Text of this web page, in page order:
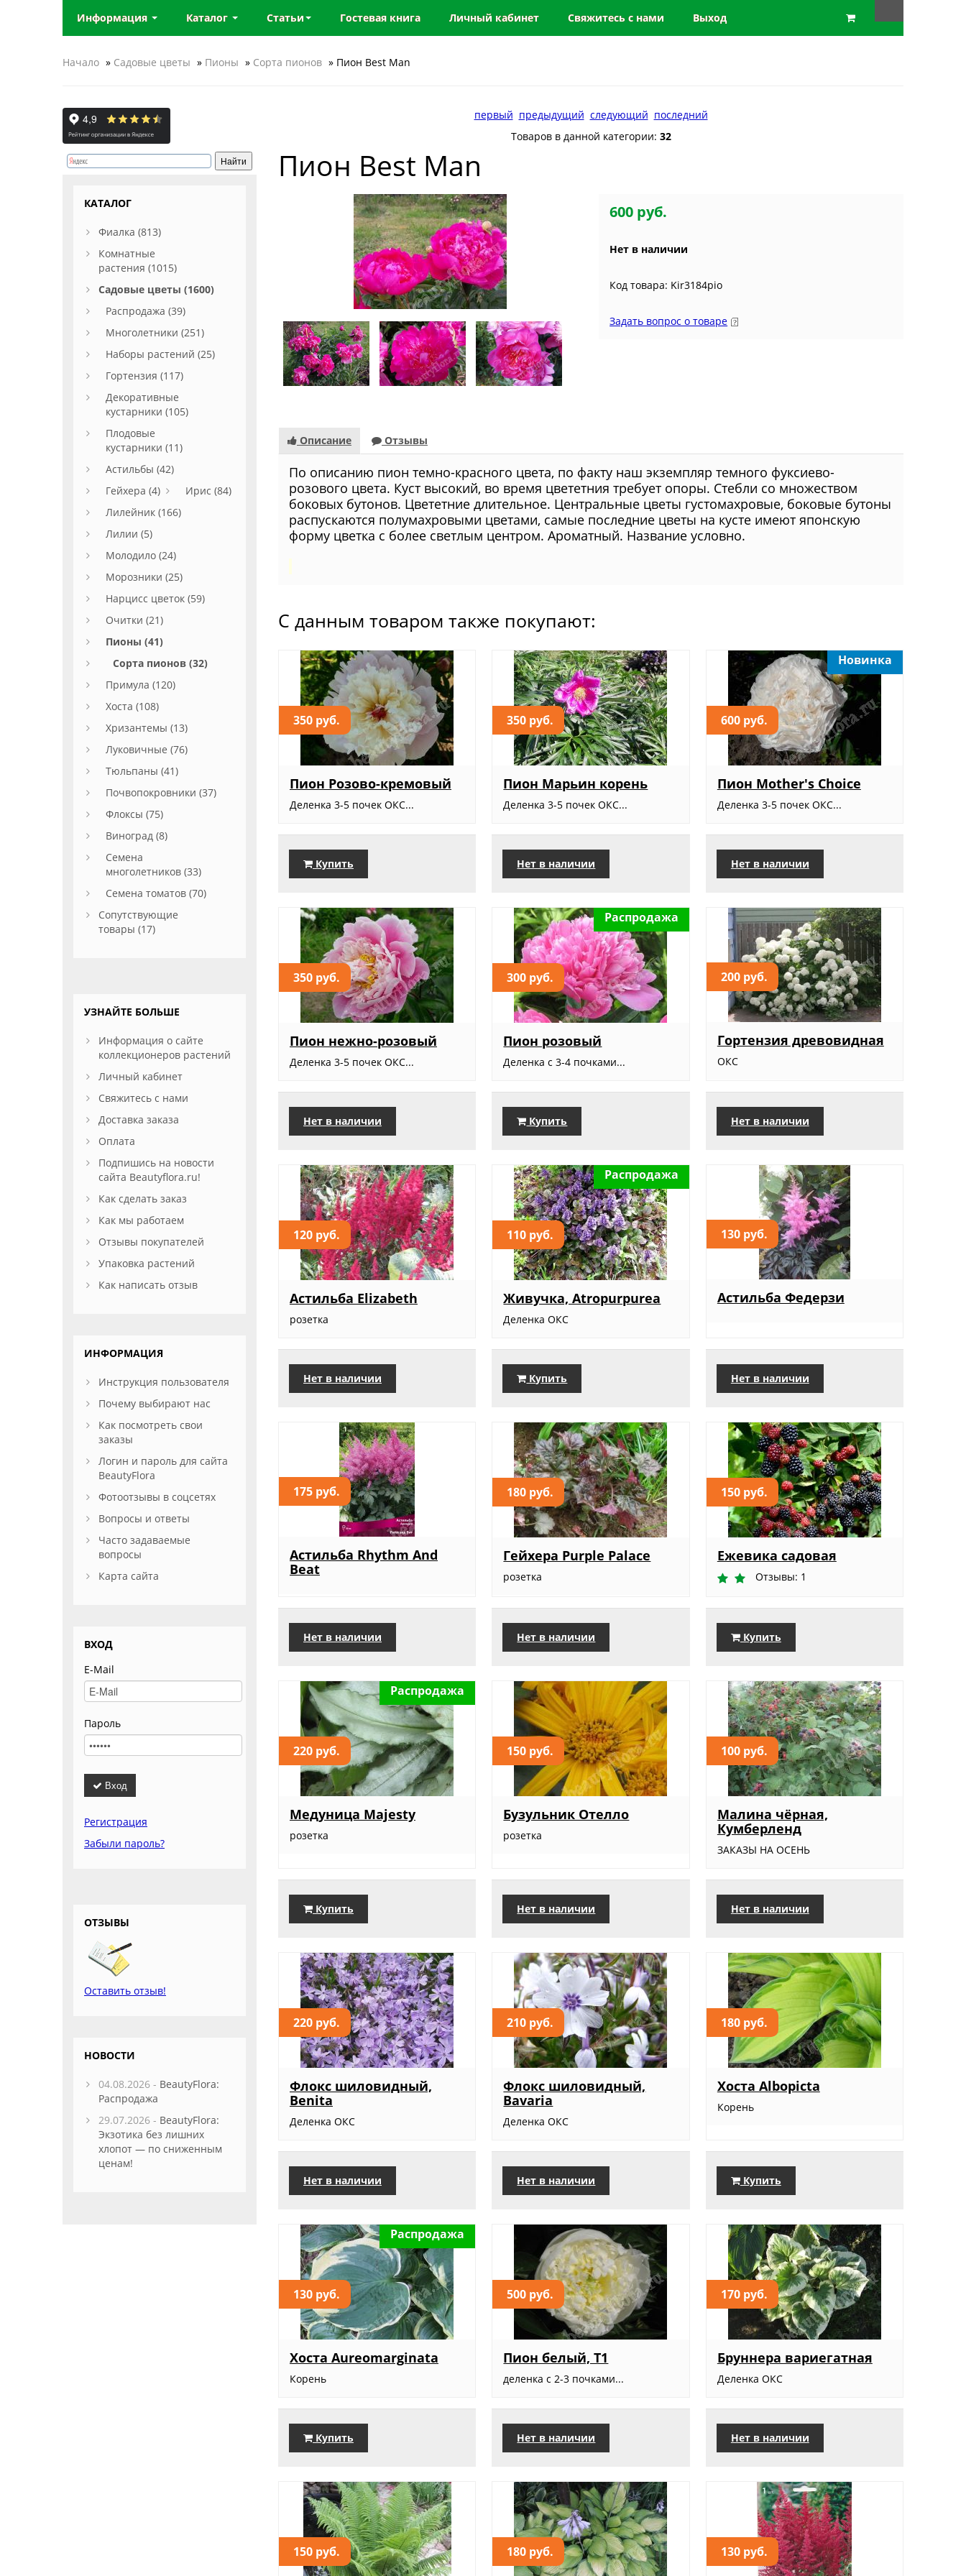
Информация Каталог Статьи Гостевая книга Личный кабинет Свяжитесь с нами Выход
Начало » Садовые цветы » Пионы » Сорта пионов » Пион Best Man
первый предыдущий следующий последний
Товаров в данной категории: 32
Пион Best Man
600 руб.
Нет в наличии
Код товара: Kir3184рio
Задать вопрос о товаре
Описание Отзывы
По описанию пион темно-красного цвета, по факту наш экземпляр темного фуксиево-
розового цвета. Куст высокий, во время цвететния требует опоры. Стебли со множеством
боковых бутонов. Цвететние длительное. Центральные цветы густомахровые, боковые бутоны
распускаются полумахровыми цветами, самые последние цветы на кусте имеют японскую
форму цветка с более светлым центром. Ароматный. Название условно.
С данным товаром также покупают:
350 руб.
Пион Розово-кремовый
Деленка 3-5 почек ОКС...
Купить
350 руб.
Пион Марьин корень
Деленка 3-5 почек ОКС...
Нет в наличии
600 руб.
Новинка
Пион Mother's Choice
Деленка 3-5 почек ОКС...
Нет в наличии
350 руб.
Пион нежно-розовый
Деленка 3-5 почек ОКС...
Нет в наличии
300 руб.
Распродажа
Пион розовый
Деленка с 3-4 почками...
Купить
200 руб.
Гортензия древовидная
ОКС
Нет в наличии
120 руб.
Астильба Elizabeth
розетка
Нет в наличии
110 руб.
Распродажа
Живучка, Atropurpurea
Деленка ОКС
Купить
130 руб.
Астильба Федерзи
Нет в наличии
175 руб.
Астильба Rhythm And
Beat
Нет в наличии
180 руб.
Гейхера Purple Palace
розетка
Нет в наличии
150 руб.
Ежевика садовая
Отзывы: 1
Купить
220 руб.
Распродажа
Медуница Majesty
розетка
Купить
150 руб.
Бузульник Отелло
розетка
Нет в наличии
100 руб.
Малина чёрная,
Кумберленд
ЗАКАЗЫ НА ОСЕНЬ
Нет в наличии
220 руб.
Флокс шиловидный,
Benita
Деленка ОКС
Нет в наличии
210 руб.
Флокс шиловидный,
Bavaria
Деленка ОКС
Нет в наличии
180 руб.
Хоста Albopicta
Корень
Купить
130 руб.
Распродажа
Хоста Aureomarginata
Корень
Купить
500 руб.
Пион белый, Т1
деленка с 2-3 почками...
Нет в наличии
170 руб.
Бруннера вариегатная
Деленка ОКС
Нет в наличии
150 руб. 180 руб. 130 руб.
КАТАЛОГ
Фиалка (813)
Комнатные
растения (1015)
Садовые цветы (1600)
Распродажа (39)
Многолетники (251)
Наборы растений (25)
Гортензия (117)
Декоративные
кустарники (105)
Плодовые
кустарники (11)
Астильбы (42)
Гейхера (4)
Ирис (84)
Лилейник (166)
Лилии (5)
Молодило (24)
Морозники (25)
Нарцисс цветок (59)
Очитки (21)
Пионы (41)
Сорта пионов (32)
Примула (120)
Хоста (108)
Хризантемы (13)
Луковичные (76)
Тюльпаны (41)
Почвопокровники (37)
Флоксы (75)
Виноград (8)
Семена
многолетников (33)
Семена томатов (70)
Сопутствующие
товары (17)
УЗНАЙТЕ БОЛЬШЕ
Информация о сайте
коллекционеров растений
Личный кабинет
Свяжитесь с нами
Доставка заказа
Оплата
Подпишись на новости
сайта Beautyflora.ru!
Как сделать заказ
Как мы работаем
Отзывы покупателей
Упаковка растений
Как написать отзыв
ИНФОРМАЦИЯ
Инструкция пользователя
Почему выбирают нас
Как посмотреть свои
заказы
Логин и пароль для сайта
BeautyFlora
Фотоотзывы в соцсетях
Вопросы и ответы
Часто задаваемые
вопросы
Карта сайта
ВХОД
E-Mail
Пароль
Вход
Регистрация
Забыли пароль?
ОТЗЫВЫ
Оставить отзыв!
НОВОСТИ
04.08.2026 - BeautyFlora:
Распродажа
29.07.2026 - BeautyFlora:
Экзотика без лишних
хлопот — по сниженным
ценам!